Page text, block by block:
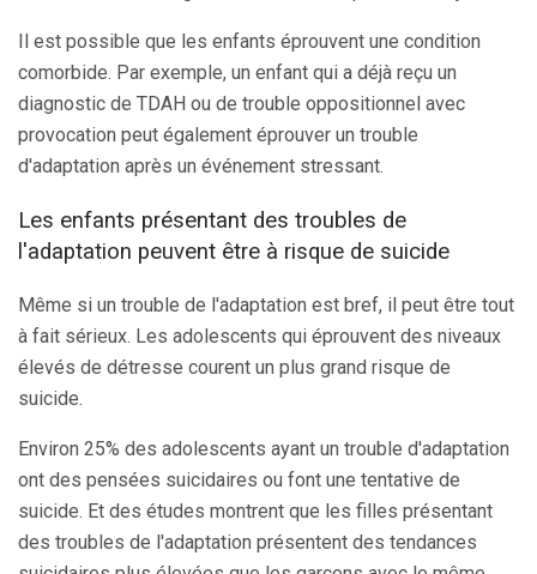
Il est possible que les enfants éprouvent une condition
comorbide. Par exemple, un enfant qui a déjà reçu un
diagnostic de TDAH ou de trouble oppositionnel avec
provocation peut également éprouver un trouble
d'adaptation après un événement stressant.
Les enfants présentant des troubles de
l'adaptation peuvent être à risque de suicide
Même si un trouble de l'adaptation est bref, il peut être tout
à fait sérieux. Les adolescents qui éprouvent des niveaux
élevés de détresse courent un plus grand risque de
suicide.
Environ 25% des adolescents ayant un trouble d'adaptation
ont des pensées suicidaires ou font une tentative de
suicide. Et des études montrent que les filles présentant
des troubles de l'adaptation présentent des tendances